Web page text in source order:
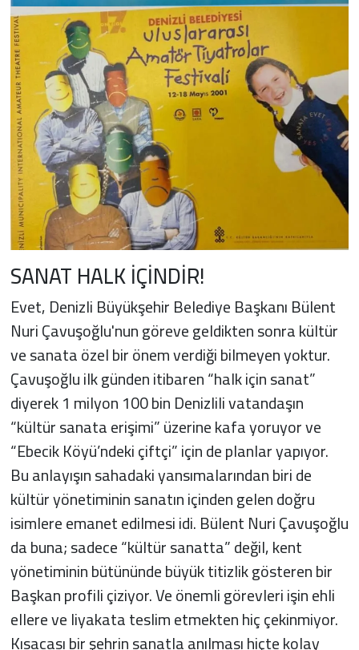
SANAT HALK İÇİNDİR!
Evet, Denizli Büyükşehir Belediye Başkanı Bülent
Nuri Çavuşoğlu'nun göreve geldikten sonra kültür
ve sanata özel bir önem verdiği bilmeyen yoktur.
Çavuşoğlu ilk günden itibaren “halk için sanat”
diyerek 1 milyon 100 bin Denizlili vatandaşın
“kültür sanata erişimi” üzerine kafa yoruyor ve
“Ebecik Köyü’ndeki çiftçi” için de planlar yapıyor.
Bu anlayışın sahadaki yansımalarından biri de
kültür yönetiminin sanatın içinden gelen doğru
isimlere emanet edilmesi idi. Bülent Nuri Çavuşoğlu
da buna; sadece “kültür sanatta” değil, kent
yönetiminin bütününde büyük titizlik gösteren bir
Başkan profili çiziyor. Ve önemli görevleri işin ehli
ellere ve liyakata teslim etmekten hiç çekinmiyor.
Kısacası bir şehrin sanatla anılması hiçte kolay